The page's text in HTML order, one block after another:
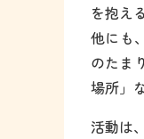
を抱え
他にも
のたま
場所」
活動は